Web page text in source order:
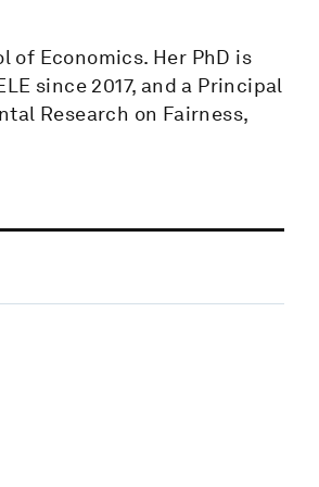
of Economics. Her PhD is
since 2017, and a Principal
Research on Fairness,